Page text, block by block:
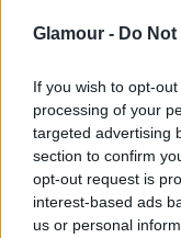
Glamour - Do
If you wish to opt-
processing of your
targeted advertising
section to confirm
opt-out request is
interest-based ads
us or personal